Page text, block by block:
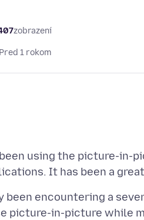
zobrazení
1 rokom
using the picture-in-
been encountering a
picture-in-picture while